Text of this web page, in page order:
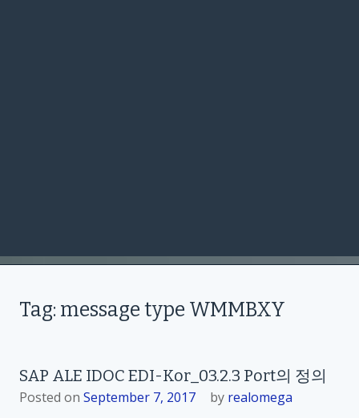
Tag: message type WMMBXY
SAP ALE IDOC EDI-Kor_03.2.3 Port의 정의
Posted on September 7, 2017 by realomega